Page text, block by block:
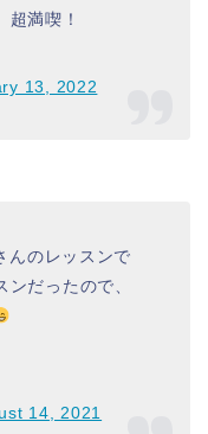
満喫！
13, 2022
んのレッスンで
だったので、
14, 2021